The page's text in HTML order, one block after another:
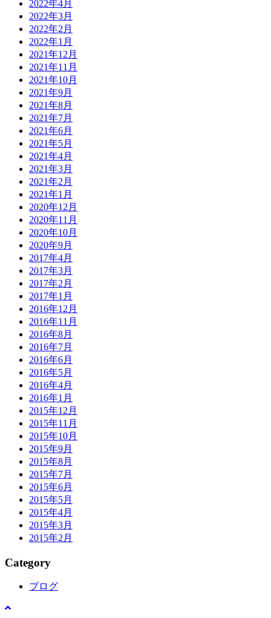
2022年4月
2022年3月
2022年2月
2022年1月
2021年12月
2021年11月
2021年10月
2021年9月
2021年8月
2021年7月
2021年6月
2021年5月
2021年4月
2021年3月
2021年2月
2021年1月
2020年12月
2020年11月
2020年10月
2020年9月
2017年4月
2017年3月
2017年2月
2017年1月
2016年12月
2016年11月
2016年8月
2016年7月
2016年6月
2016年5月
2016年4月
2016年1月
2015年12月
2015年11月
2015年10月
2015年9月
2015年8月
2015年7月
2015年6月
2015年5月
2015年4月
2015年3月
2015年2月
Category
ブログ